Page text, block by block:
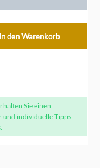
In den Warenkorb
Sie einen
und individuelle Tipps